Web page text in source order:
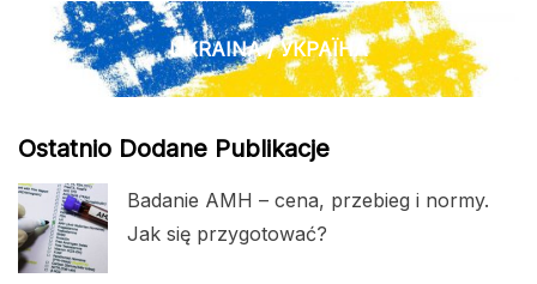
UKRAINA / УКРАЇНА
Ostatnio Dodane Publikacje
Badanie AMH – cena, przebieg i normy.
Jak się przygotować?